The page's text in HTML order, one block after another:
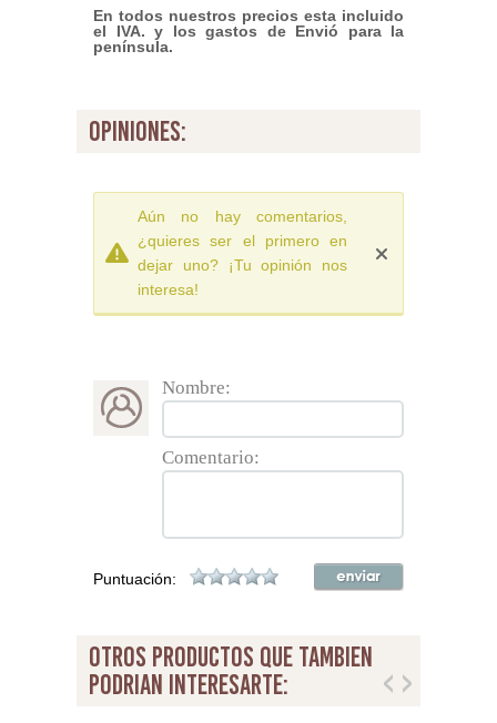
En todos nuestros precios esta incluido
el IVA. y los gastos de Envió para la
península.
opiniones:
Aún no hay comentarios,
¿quieres ser el primero en
dejar uno? ¡Tu opinión nos
interesa!
Nombre:
Comentario:
Puntuación:
otros productos que tambien
podrian interesarte: